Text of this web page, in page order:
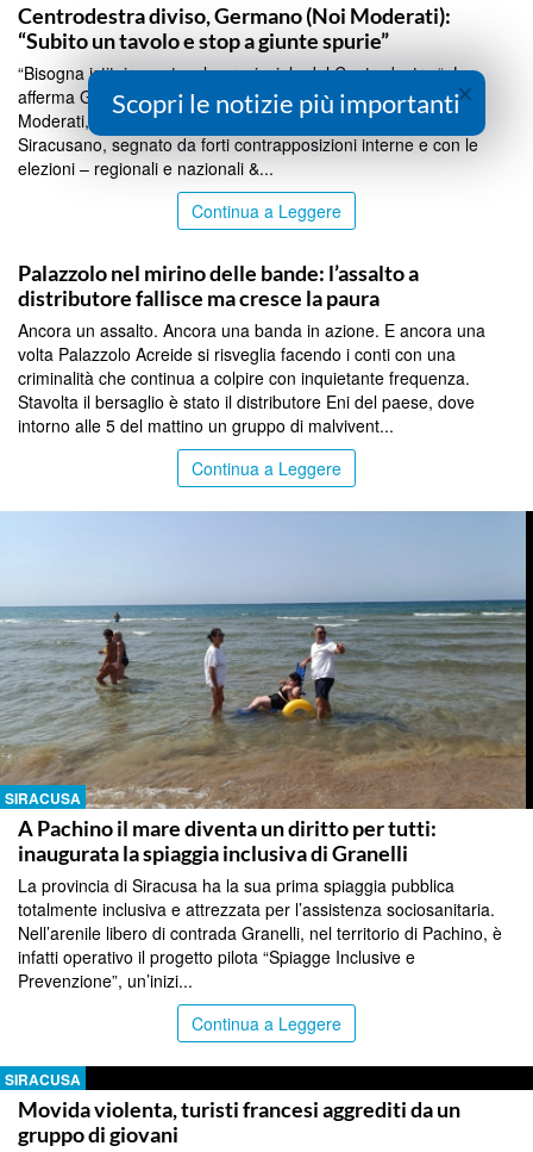
Centrodestra diviso, Germano (Noi Moderati):
“Subito un tavolo e stop a giunte spurie”
“Bisogna istituire un tavolo provinciale del Centrodestra “. Lo
afferma Giuseppe Germano, vicecoordinatore regionale di Noi
Moderati, che analizza la situazione del fronte moderato nel
Siracusano, segnato da forti contrapposizioni interne e con le
elezioni – regionali e nazionali &...
Continua a Leggere
Palazzolo nel mirino delle bande: l’assalto a
distributore fallisce ma cresce la paura
Ancora un assalto. Ancora una banda in azione. E ancora una
volta Palazzolo Acreide si risveglia facendo i conti con una
criminalità che continua a colpire con inquietante frequenza.
Stavolta il bersaglio è stato il distributore Eni del paese, dove
intorno alle 5 del mattino un gruppo di malvivent...
Continua a Leggere
SIRACUSA
A Pachino il mare diventa un diritto per tutti:
inaugurata la spiaggia inclusiva di Granelli
La provincia di Siracusa ha la sua prima spiaggia pubblica
totalmente inclusiva e attrezzata per l’assistenza sociosanitaria.
Nell’arenile libero di contrada Granelli, nel territorio di Pachino, è
infatti operativo il progetto pilota “Spiagge Inclusive e
Prevenzione”, un’inizi...
Continua a Leggere
SIRACUSA
Movida violenta, turisti francesi aggrediti da un
gruppo di giovani
×
Scopri le notizie più importanti